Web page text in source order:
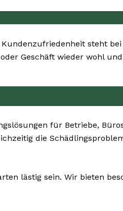
steht
Geschäft wieder wohl
für Betriebe,
die
lästig sein. Wir bieten